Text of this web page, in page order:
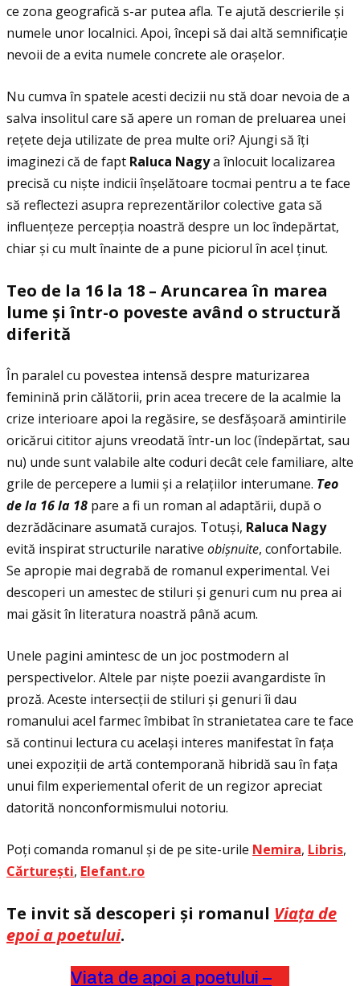
ce zona geografică s-ar putea afla. Te ajută descrierile și
numele unor localnici. Apoi, începi să dai altă semnificaţie
nevoii de a evita numele concrete ale orașelor.
Nu cumva în spatele acesti decizii nu stă doar nevoia de a
salva insolitul care să apere un roman de preluarea unei
reţete deja utilizate de prea multe ori? Ajungi să îţi
imaginezi că de fapt Raluca Nagya înlocuit localizarea
precisă cu niște indicii înșelătoare tocmai pentru a te face
să reflectezi asupra reprezentărilor colective gata să
influenţeze percepţia noastră despre un loc îndepărtat,
chiar și cu mult înainte de a pune piciorul în acel ţinut.
Teo de la 16 la 18 – Aruncareaîn marea
lume șiîntr-o poveste având o structură
diferită
În paralel cu povestea intensă despre maturizarea
feminină prin călătorii, prin acea trecere de la acalmie la
crize interioare apoi la regăsire, se desfășoară amintirile
oricărui cititor ajuns vreodată într-un loc (îndepărtat, sau
nu) unde sunt valabile alte coduri decât cele familiare, alte
grile de percepere a lumii și a relaţiilor interumane. Teo
de la 16 la 18 pare a fi un roman al adaptării, după o
dezrădăcinare asumată curajos. Totuși, Raluca Nagy
evită inspirat structurile narative obișnuite, confortabile.
Se apropie mai degrabă de romanul experimental. Vei
descoperi un amestec de stiluri și genuri cum nu prea ai
mai găsit în literatura noastră până acum.
Unele pagini amintesc de un joc postmodern al
perspectivelor. Altele par niște poezii avangardiste în
proză. Aceste intersecţii de stiluri și genuri îi dau
romanului acel farmec îmbibat în stranietatea care te face
să continui lectura cu același interes manifestat în faţa
unei expoziţii de artă contemporană hibridă sau în faţa
unui film experiemental oferit de un regizor apreciat
datorită nonconformismului notoriu.
Poţi comanda romanul și de pe site-urile Nemira, Libris,
Cărturești, Elefant.ro
Te invit să descoperi și romanul Viaţa de
epoi a poetului.
Viata de apoi a poetului –